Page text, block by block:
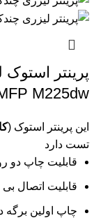
M225dw
این پرینتر استوک (
تست دارد
قابلیت چاپ دو
قابلیت اتصال
چاپ اولین برگه در 8